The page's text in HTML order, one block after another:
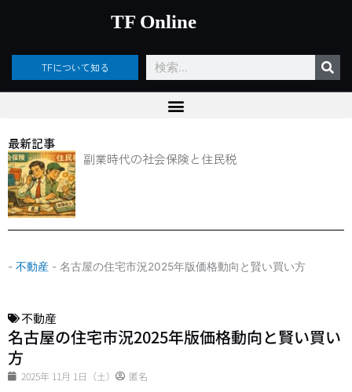
ッ
TF Online
TFについて知る
検
索
最新記事
副業時代の社会保険と住民税
- 不動産 - 名古屋の住宅市況2025年版価格動向と賢い買い方
不動産
名古屋の住宅市況2025年版価格動向と賢い買い
方
2025年 11月 1日（土） 匿名